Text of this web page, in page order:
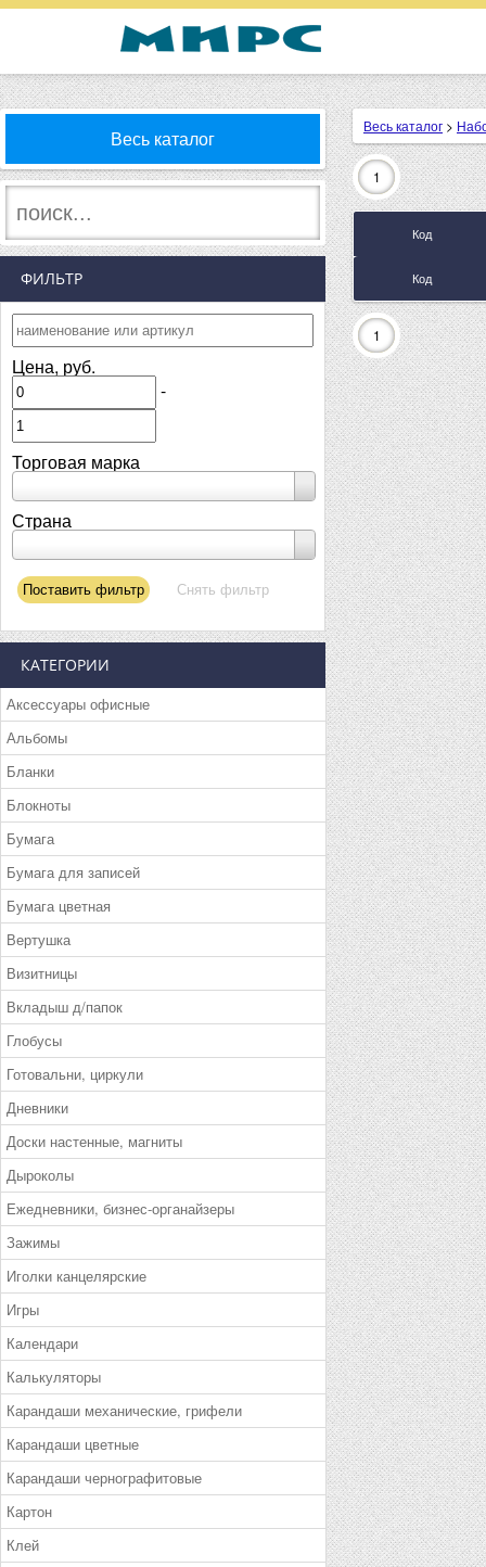
Весь каталог
ФИЛЬТР
Цена, руб.
-
Торговая марка
Страна
КАТЕГОРИИ
Аксессуары офисные
Альбомы
Бланки
Блокноты
Бумага
Бумага для записей
Бумага цветная
Вертушка
Визитницы
Вкладыш д/папок
Глобусы
Готовальни, циркули
Дневники
Доски настенные, магниты
Дыроколы
Ежедневники, бизнес-органайзеры
Зажимы
Иголки канцелярские
Игры
Календари
Калькуляторы
Карандаши механические, грифели
Карандаши цветные
Карандаши чернографитовые
Картон
Клей
Весь каталог >
1
Код
Код
1